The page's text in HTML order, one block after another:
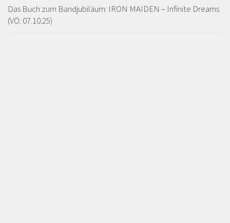
Das Buch zum Bandjubiläum: IRON MAIDEN – Infinite Dreams
(VÖ: 07.10.25)